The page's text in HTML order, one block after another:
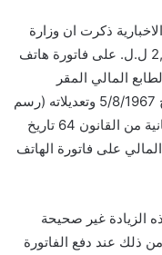
ذكرت ان ​وزارة
الاتصالات​ وضعت رسما إضافيا بقيمة 2,000 ل.ل. على فاتورة هاتف
رسم الطابع المالي المقر
بموجب المرسوم الاشتراعي رقم 67 تاريخ 5/8/1967 وتعديلاته (رسم
الطابع المالي) والمعدل بموجب المادة الثانية من القانون 64 تاريخ
الطابع المالي على فاتورة الهاتف
الزيادة غير صحيحة
ذلك عند دفع الفاتورة